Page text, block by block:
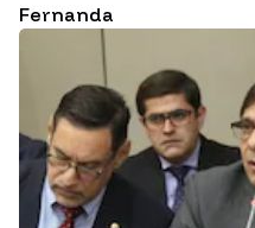
Fernanda